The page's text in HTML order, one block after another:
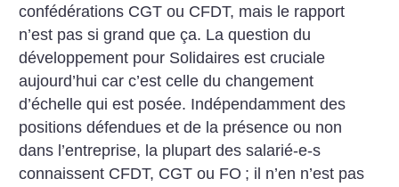
confédérations CGT ou CFDT, mais le rapport
n’est pas si grand que ça. La question du
développement pour Solidaires est cruciale
aujourd’hui car c’est celle du changement
d’échelle qui est posée. Indépendamment des
positions défendues et de la présence ou non
dans l’entreprise, la plupart des salarié-e-s
connaissent CFDT, CGT ou FO ; il n’en n’est pas